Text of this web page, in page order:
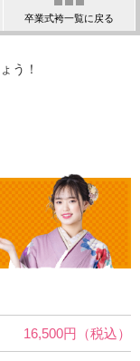
う！
16,500円（税込）